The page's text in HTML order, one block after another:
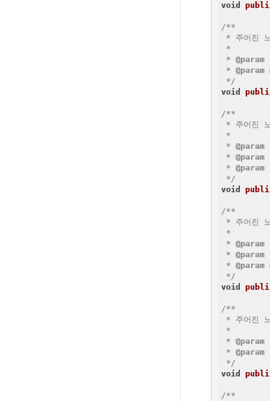
void
/**
* 주어진
*
* @param
* @param
*/
void
/**
* 주어진
*
* @param
* @param
* @param
*/
void
/**
* 주어진
*
* @param
* @param
* @param
*/
void
/**
* 주어진
*
* @param
* @param
*/
void
/**